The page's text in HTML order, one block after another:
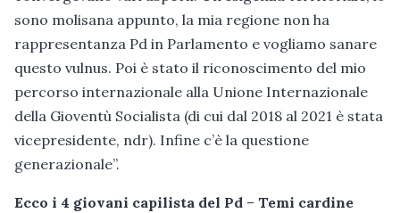
sono molisana appunto, la mia regione non ha
rappresentanza Pd in Parlamento e vogliamo sanare
questo vulnus. Poi è stato il riconoscimento del mio
percorso internazionale alla Unione Internazionale
della Gioventù Socialista (di cui dal 2018 al 2021 è stata
vicepresidente, ndr). Infine c’è la questione
generazionale”.
Ecco i 4 giovani capilista del Pd – Temi cardine